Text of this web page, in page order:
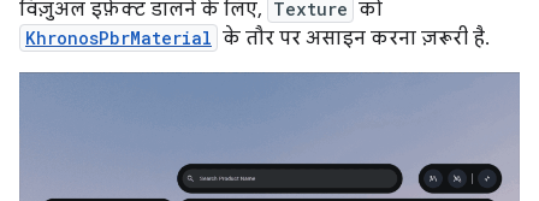
विज़ुअल इफ़ेक्ट डालने के लिए, Texture को
KhronosPbrMaterial के तौर पर असाइन करना ज़रूरी है.